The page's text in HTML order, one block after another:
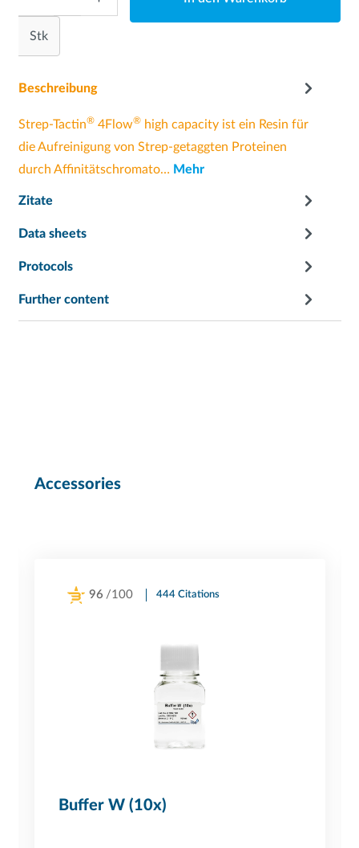
Stk
Beschreibung
Strep-Tactin®4Flow®high capacity ist ein Resin für
die Aufreinigung von Strep-getaggten Proteinen
durch Affinitätschromato… Mehr
Zitate
Data sheets
Protocols
Further content
Accessories
96 /100 444 Citations
Buffer W (10x)